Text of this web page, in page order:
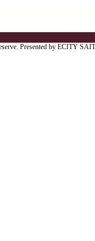
Presented by ECITY